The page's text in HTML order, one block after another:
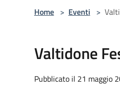
Home > Eventi >
Valtidone
Pubblicato il 21 maggio